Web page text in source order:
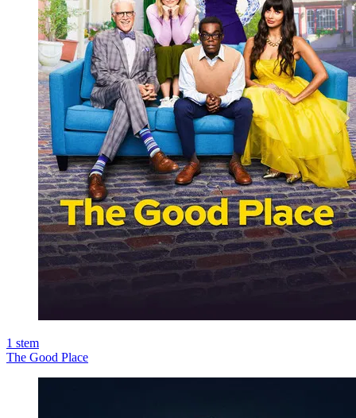
1 stem
The Good Place